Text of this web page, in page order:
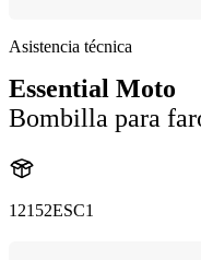
Asistencia técnica
Essential Moto
Bombilla para
12152ESC1